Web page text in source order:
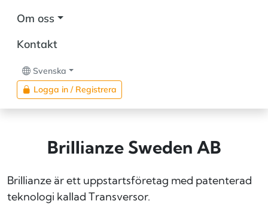
Om oss
Kontakt
Svenska
Logga in / Registrera
Brillianze Sweden AB
Brillianze är ett uppstartsföretag med patenterad
teknologi kallad Transversor.